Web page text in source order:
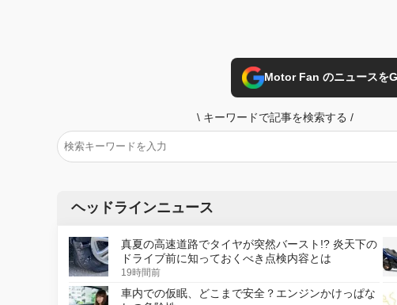
Motor Fan のニュースを
\ キーワードで記事を検索する /
ヘッドラインニュース
真夏の高速道路でタイヤが突然バースト!? 炎天下の
ドライブ前に知っておくべき点検内容とは
19時間前
車内での仮眠、どこまで安全？エンジンかけっぱな